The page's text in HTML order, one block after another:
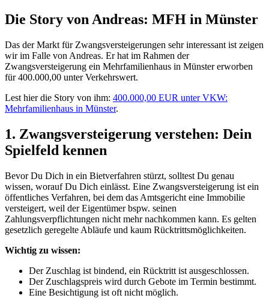
Die Story von Andreas: MFH in Münster
Das der Markt für Zwangsversteigerungen sehr interessant ist zeigen
wir im Falle von Andreas. Er hat im Rahmen der
Zwangsversteigerung ein Mehrfamilienhaus in Münster erworben
für 400.000,00 unter Verkehrswert.
Lest hier die Story von ihm: 400.000,00 EUR unter VKW:
Mehrfamilienhaus in Münster.
1. Zwangsversteigerung verstehen: Dein
Spielfeld kennen
Bevor Du Dich in ein Bietverfahren stürzt, solltest Du genau
wissen, worauf Du Dich einlässt. Eine Zwangsversteigerung ist ein
öffentliches Verfahren, bei dem das Amtsgericht eine Immobilie
versteigert, weil der Eigentümer bspw. seinen
Zahlungsverpflichtungen nicht mehr nachkommen kann. Es gelten
gesetzlich geregelte Abläufe und kaum Rücktrittsmöglichkeiten.
Wichtig zu wissen:
Der Zuschlag ist bindend, ein Rücktritt ist ausgeschlossen.
Der Zuschlagspreis wird durch Gebote im Termin bestimmt.
Eine Besichtigung ist oft nicht möglich.